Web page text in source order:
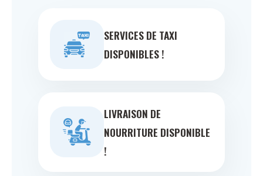
SERVICES DE TAXI
DISPONIBLES !
LIVRAISON DE
NOURRITURE DISPONIBLE
!